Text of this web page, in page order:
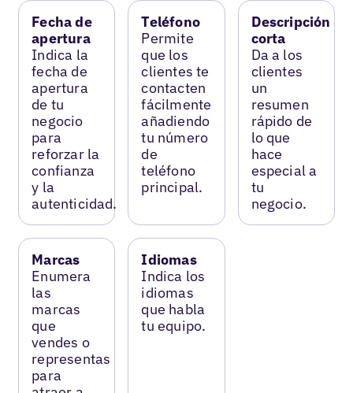
Fecha de
apertura
Indica la
fecha de
apertura
de tu
negocio
para
reforzar la
confianza
y la
autenticidad.
Teléfono
Permite
que los
clientes te
contacten
fácilmente
añadiendo
tu número
de
teléfono
principal.
Descripción
corta
Da a los
clientes
un
resumen
rápido de
lo que
hace
especial a
tu
negocio.
Marcas
Enumera
las
marcas
que
vendes o
representas
para
Idiomas
Indica los
idiomas
que habla
tu equipo.